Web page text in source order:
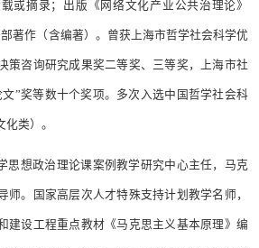
或摘录；出版《网络文化产业公共治理论》
部著作（含编著）。曾获上海市哲学社会科学优
策咨询研究成果奖二等奖、三等奖，上海市社
”奖等数十个奖项。多次入选中国哲学社会科
类）。
思想政治理论课案例教学研究中心主任，马克
师。国家高层次人才特殊支持计划教学名师，
建设工程重点教材《马克思主义基本原理》编